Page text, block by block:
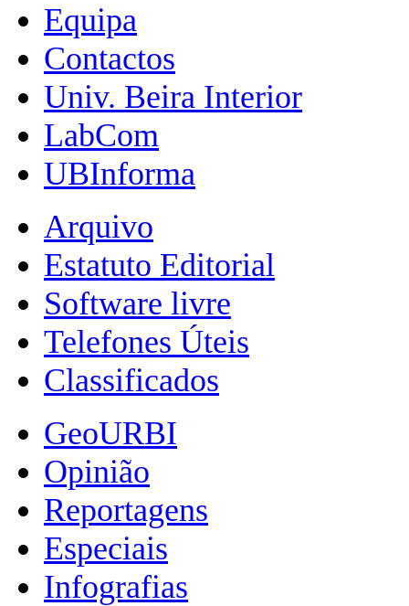
Equipa
Contactos
Univ. Beira Interior
LabCom
UBInforma
Arquivo
Estatuto Editorial
Software livre
Telefones Úteis
Classificados
GeoURBI
Opinião
Reportagens
Especiais
Infografias